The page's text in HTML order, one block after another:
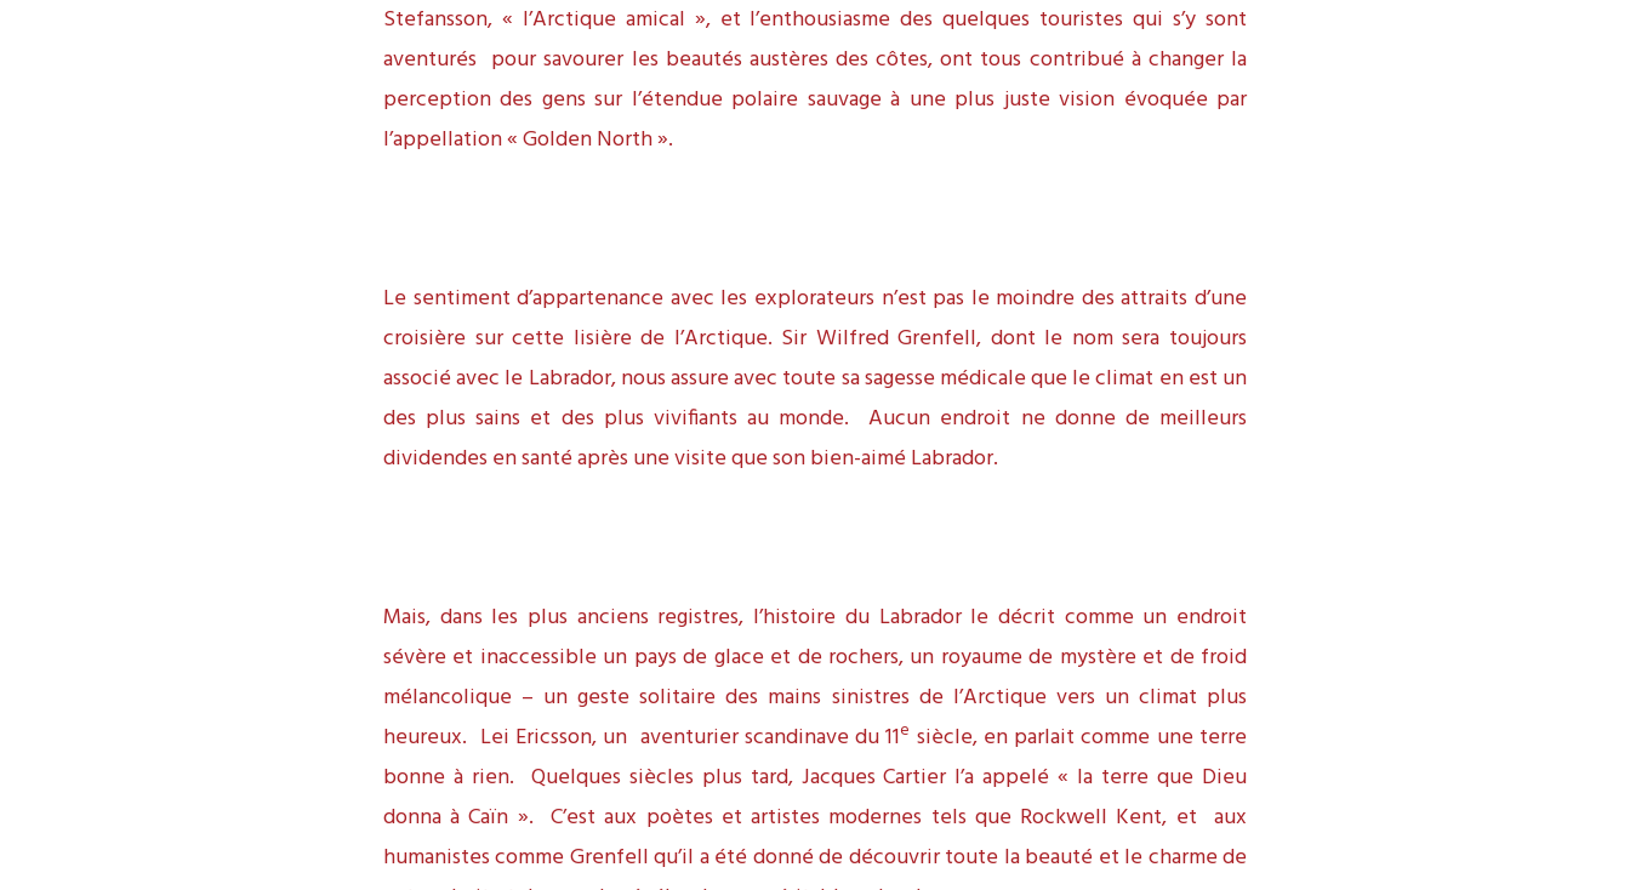
Stefansson, « l’Arctique amical », et l’enthousiasme des quelques touristes qui s’y sont
aventurés pour savourer les beautés austères des côtes, ont tous contribué à changer la
perception des gens sur l’étendue polaire sauvage à une plus juste vision évoquée par
l’appellation « Golden North ».
Le sentiment d’appartenance avec les explorateurs n’est pas le moindre des attraits d’une
croisière sur cette lisière de l’Arctique. Sir Wilfred Grenfell, dont le nom sera toujours
associé avec le Labrador, nous assure avec toute sa sagesse médicale que le climat en est un
des plus sains et des plus vivifiants au monde. Aucun endroit ne donne de meilleurs
dividendes en santé après une visite que son bien-aimé Labrador.
Mais, dans les plus anciens registres, l’histoire du Labrador le décrit comme un endroit
sévère et inaccessible un pays de glace et de rochers, un royaume de mystère et de froid
mélancolique – un geste solitaire des mains sinistres de l’Arctique vers un climat plus
heureux. Lei Ericsson, un aventurier scandinave du 11e siècle, en parlait comme une terre
bonne à rien. Quelques siècles plus tard, Jacques Cartier l’a appelé « la terre que Dieu
donna à Caïn ». C’est aux poètes et artistes modernes tels que Rockwell Kent, et aux
humanistes comme Grenfell qu’il a été donné de découvrir toute la beauté et le charme de